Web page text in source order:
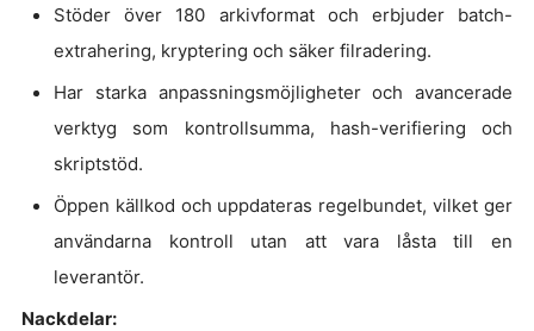
Stöder över 180 arkivformat och erbjuder batch-
extrahering, kryptering och säker filradering.
Har starka anpassningsmöjligheter och avancerade
verktyg som kontrollsumma, hash-verifiering och
skriptstöd.
Öppen källkod och uppdateras regelbundet, vilket ger
användarna kontroll utan att vara låsta till en
leverantör.
Nackdelar: